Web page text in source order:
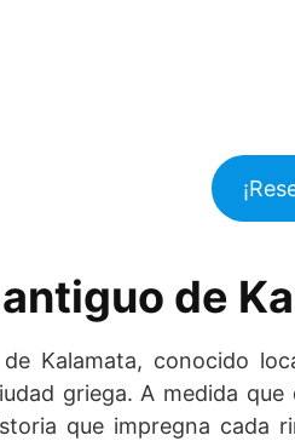
de
Kalamata, conocido
griega. A medida
que impregna cada